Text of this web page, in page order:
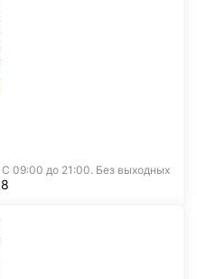
С 09:00 до 21:00. Без выходных